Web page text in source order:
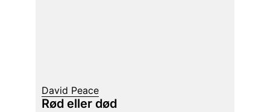
David Peace
Rød eller død